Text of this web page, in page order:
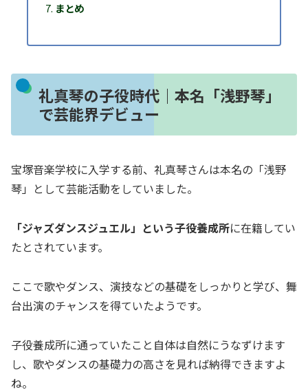
まとめ
礼真琴の子役時代｜本名「浅野琴」
で芸能界デビュー
宝塚音楽学校に入学する前、礼真琴さんは本名の「浅野
琴」として芸能活動をしていました。
「ジャズダンスジュエル」という子役養成所に在籍してい
たとされています。
ここで歌やダンス、演技などの基礎をしっかりと学び、舞
台出演のチャンスを得ていたようです。
子役養成所に通っていたこと自体は自然にうなずけます
し、歌やダンスの基礎力の高さを見れば納得できますよ
ね。